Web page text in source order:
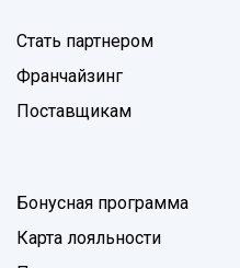
Стать партнером
Франчайзинг
Поставщикам
Бонусная программа
Карта лояльности